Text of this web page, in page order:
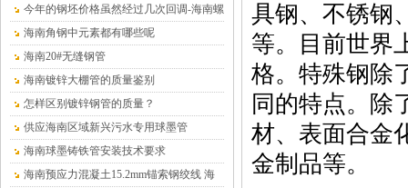
时平稳为主
今年的钢坯价格虽然经过几次回调-海南螺
旋钢管
海南角钢中元素都有哪些呢
海南20#无缝钢管
海南镀锌大棚管的质量鉴别
怎样区别镀锌钢管的质量？
供应海南区域新兴污水专用球墨管
海南球墨铸铁管安装技术要求
海南预应力混凝土15.2mm锚索钢绞线 海
具钢、不锈钢
等。目前世界
格。特殊钢除
同的特点。除
材、表面合金
金制品等。